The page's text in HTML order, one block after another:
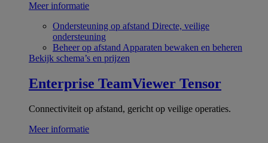
Meer informatie
Ondersteuning op afstand Directe, veilige
ondersteuning
Beheer op afstand Apparaten bewaken en beheren
Bekijk schema’s en prijzen
Enterprise TeamViewer Tensor
Connectiviteit op afstand, gericht op veilige operaties.
Meer informatie